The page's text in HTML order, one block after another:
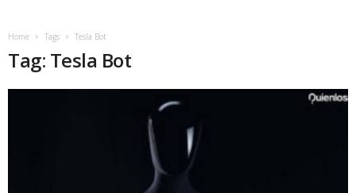
Home Tags Tesla Bot
Tag: Tesla Bot